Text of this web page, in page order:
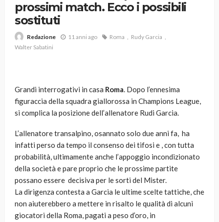
prossimi match. Ecco i possibili
sostituti
Redazione 11 anni ago Roma
Rudy Garcia
Walter Sabatini
Grandi interrogativi in casa Roma. Dopo l’ennesima
figuraccia della squadra giallorossa in Champions League,
si complica la posizione dell’allenatore Rudi Garcia.
L’allenatore transalpino, osannato solo due anni fa, ha
infatti perso da tempo il consenso dei tifosi e , con tutta
probabilità, ultimamente anche l’appoggio incondizionato
della società e pare proprio che le prossime partite
possano essere decisiva per le sorti del Mister.
La dirigenza contesta a Garcia le ultime scelte tattiche, che
non aiuterebbero a mettere in risalto le qualità di alcuni
giocatori della Roma, pagati a peso d’oro, in